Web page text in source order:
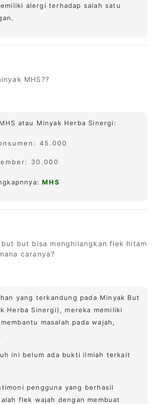
alergi terhadap salah satu
MHS??
atau Minyak Herba Sinergi:
45.000
30.000
MHS
but bisa menghilangkan flek hitam
caranya?
yang terkandung pada Minyak But
Herba Sinergi), mereka memiliki
masalah pada wajah,
ini belum ada bukti ilmiah terkait
pengguna yang berhasil
flek wajah dengan membuat